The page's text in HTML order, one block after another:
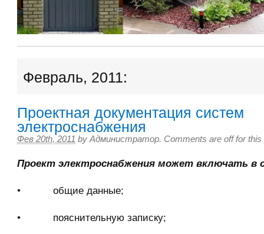
Февраль, 2011:
Проектная документация систем
электроснабжения
Фев 20th, 2011 by Администратор. Comments are off for this
Проект электроснабжения может включать в
• общие данные;
• пояснительную записку;